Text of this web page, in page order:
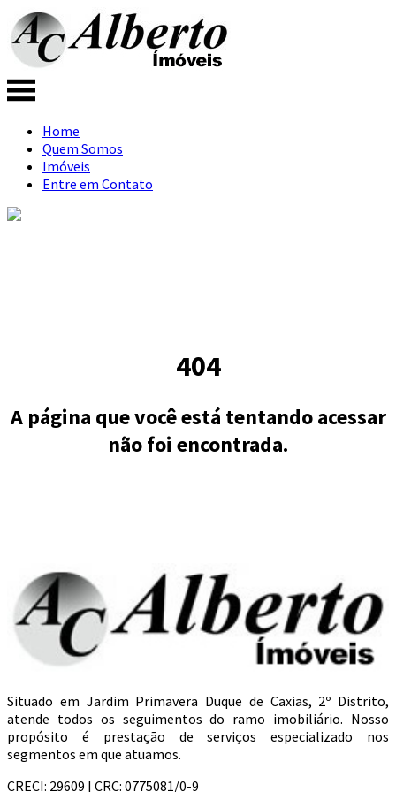
Home
Quem Somos
Imóveis
Entre em Contato
404
A página que você está tentando acessar
não foi encontrada.
Situado em Jardim Primavera Duque de Caxias, 2º Distrito,
atende todos os seguimentos do ramo imobiliário. Nosso
propósito é prestação de serviços especializado nos
segmentos em que atuamos.
CRECI: 29609 | CRC: 0775081/0-9